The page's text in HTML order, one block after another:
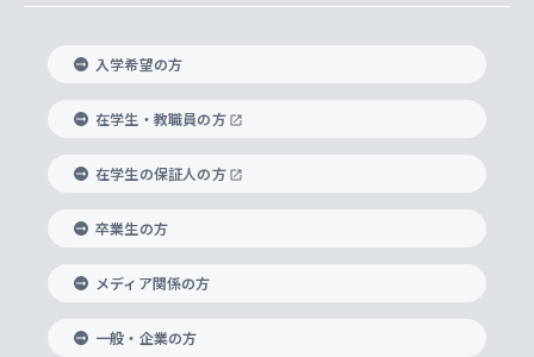
経済学部
外国語学部
総合グローバル学部
国際教養学部
キリスト教人間学
身体知
思考と表現
データサイエンス
言語教育研究センター
上智大学のグローバル教育
グローバル教育センター
上智大学で学ぶ
海外で学ぶ
学びのサポート
大学院
神学研究科
助産学専攻科
生涯学習
国際言語情報研究所
グローバル・コンサーン研究所
比較文化研究所
ヨーロッパ研究所
知的財産
研究支援制度
重点領域研究・自由課題研究
研究活動に関する法令・研究費の使用について
課外教育プログラム
ボランティア活動
グローバルな学びのコミュニティ
学生の相談窓口
心身の健康相談
ハラスメント防止の取り組み
障がいのある学生への支援
キャリア形成サポート
キャリア形成支援プログラム
住まいのサポート
入れの方針）
科目等履修生
研究生・外国人特別研究生・国費留学生
交換留学生(海外大学から上智大学で学ぶ)
ノンディグリー生
理事長・学長メッセージ
学長・副学長紹介
上智大学の精神
上智大学の理念
上智大学の沿革
ソフィア・アーカイブズ
グローバルエンゲージメント
上智大学を訪れた世界の知性
上智大学公式ソーシャルメディア
学校法人上智学院について
入学希望の方
在学生・教職員の方
在学生の保証人の方
卒業生の方
メディア関係の方
一般・企業の方